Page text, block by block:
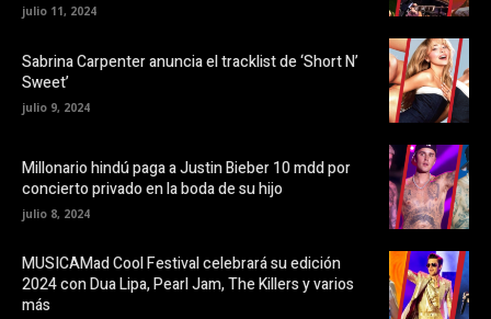
a
e
n
n
n
t
a
n
a
u
e
v
a
v
julio 11, 2024
Sabrina Carpenter anuncia el tracklist de ‘Short N’
Sweet’
julio 9, 2024
Millonario hindú paga a Justin Bieber 10 mdd por
concierto privado en la boda de su hijo
julio 8, 2024
MUSICAMad Cool Festival celebrará su edición
2024 con Dua Lipa, Pearl Jam, The Killers y varios
más